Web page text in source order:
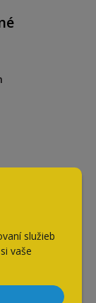
služieb
vaše